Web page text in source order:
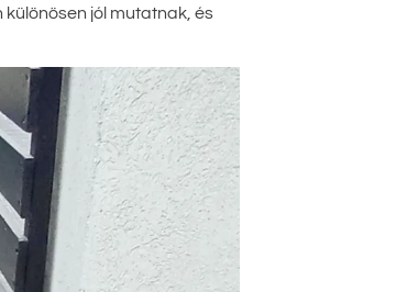
jól mutatnak, és